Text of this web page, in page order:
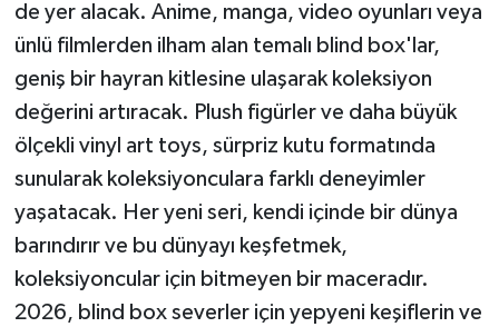
de yer alacak. Anime, manga, video oyunları veya
ünlü filmlerden ilham alan temalı blind box'lar,
geniş bir hayran kitlesine ulaşarak koleksiyon
değerini artıracak. Plush figürler ve daha büyük
ölçekli vinyl art toys, sürpriz kutu formatında
sunularak koleksiyonculara farklı deneyimler
yaşatacak. Her yeni seri, kendi içinde bir dünya
barındırır ve bu dünyayı keşfetmek,
koleksiyoncular için bitmeyen bir maceradır.
2026, blind box severler için yepyeni keşiflerin ve